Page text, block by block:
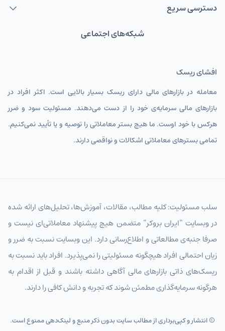
دسترسی سریع
شبکه‌های اجتماعی
افشای ریسک
معامله در بازارهای مالی دارای ریسک بسیار بالایی است. اکثر افراد در
بازارهای مالی سرمایه‌ی خود را از دست می‌دهند. مسئولیت سود و ضرر
هرکس با خود اوست. ما هیچ بستر معاملاتی را توصیه و یا تأیید نمی‌کنیم.
تمامی بسترهای معاملاتی اشکالات و نواقصی دارند.
سلب مسئولیت: کلیه مطالب، مقالات، آموزش‌ها، تحلیل‌های ارائه شده
در وبسایت “ایران بروکر” متضمن هیچ پیشنهاد معاملاتی‌ای نیست و
صرفا جنبه‌ی مطالعاتی و اطلاع‌رسانی دارد. این وبسایت نسبت به ضرر و
زیان احتمالی افراد هیچگونه مسئولیتی را نمی‌پذیرد. افراد باید نسبت به
ریسک‌های ذاتی بازارهای مالی آگاهی داشته باشند و قبل از اقدام به
هرگونه سرمایه‌گذاری مطمئن شوند که تجربه و دانش کافی را دارند.
© انتشار و کپی‌برداری از مطالب سایت بدون ذکر منبع و لینک‌دهی ممنوع است.